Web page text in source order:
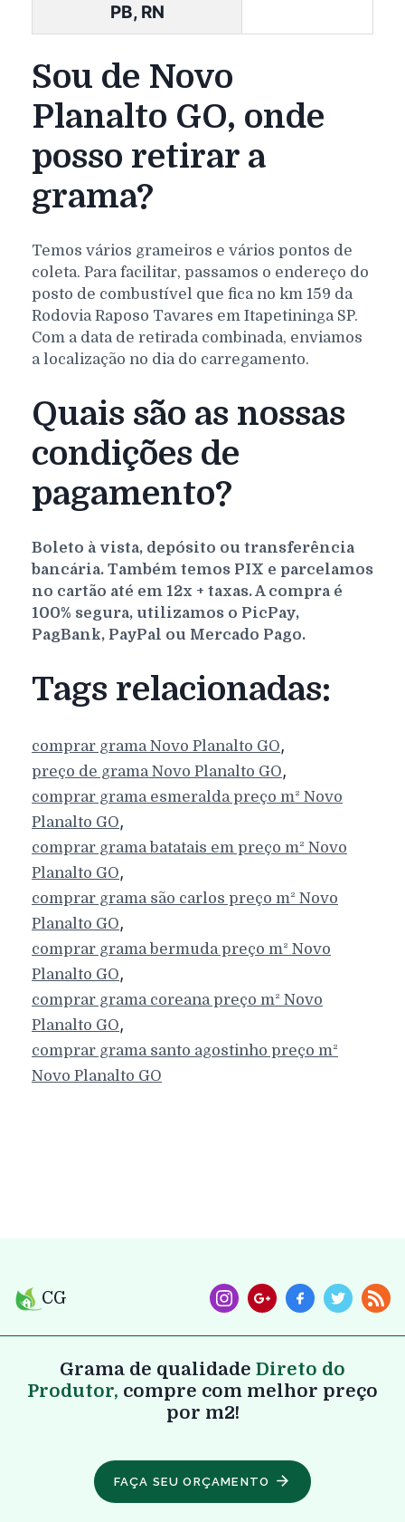
PB, RN
Sou de Novo
Planalto GO, onde
posso retirar a
grama?
Temos vários grameiros e vários pontos de
coleta. Para facilitar, passamos o endereço do
posto de combustível que fica no km 159 da
Rodovia Raposo Tavares em Itapetininga SP.
Com a data de retirada combinada, enviamos
a localização no dia do carregamento.
Quais são as nossas
condições de
pagamento?
Boleto à vista, depósito ou transferência
bancária. Também temos PIX e parcelamos
no cartão até em 12x + taxas. A compra é
100% segura, utilizamos o PicPay,
PagBank, PayPal ou Mercado Pago.
Tags relacionadas:
comprar gramaNovo Planalto GO,
preço de gramaNovo Planalto GO,
comprar grama esmeralda preço m² Novo
Planalto GO,
comprar grama batatais em preço m² Novo
Planalto GO,
comprar grama são carlos preço m² Novo
Planalto GO,
comprar grama bermuda preço m² Novo
Planalto GO,
comprar grama coreana preço m² Novo
Planalto GO,
comprar grama santo agostinho preço m²
Novo Planalto GO
CG
Grama de qualidade Direto do
Produtor, compre com melhor preço
por m2!
FAÇA SEU ORÇAMENTO